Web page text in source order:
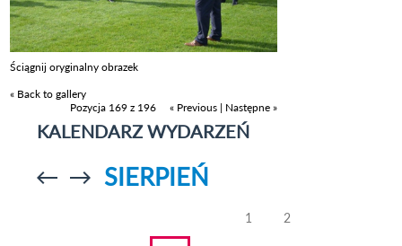
Ściągnij oryginalny obrazek
« Back to gallery
Pozycja 169 z 196
« Previous | Następne »
KALENDARZ WYDARZEŃ
Przejdź doPrzejdź do
SIERPIEŃ
1 2